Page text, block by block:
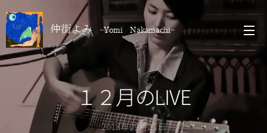
仲街よみ~Yomi Nakamachi~
１２月のLIVE
2018年09月27日